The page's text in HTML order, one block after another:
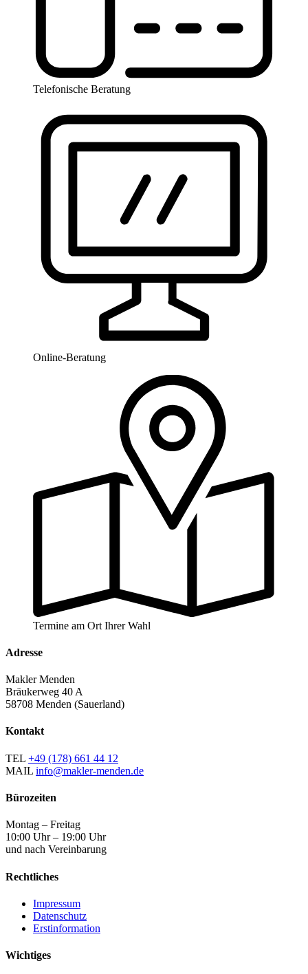
Telefonische Beratung
Online-Beratung
Termine am Ort Ihrer Wahl
Adresse
Makler Menden
Bräukerweg 40 A
58708 Menden (Sauerland)
Kontakt
TEL +49 (178) 661 44 12
MAIL info@makler-menden.de
Bürozeiten
Montag – Freitag
10:00 Uhr – 19:00 Uhr
und nach Vereinbarung
Rechtliches
Impressum
Datenschutz
Erstinformation
Wichtiges